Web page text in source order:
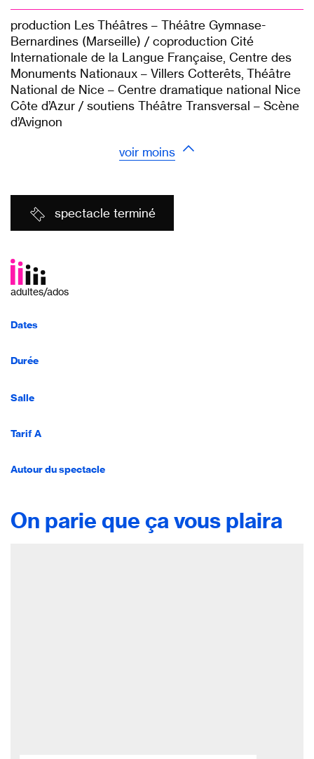
production Les Théâtres – Théâtre Gymnase-
Bernardines (Marseille) / coproduction Cité
Internationale de la Langue Française, Centre des
Monuments Nationaux – Villers Cotterêts, Théâtre
National de Nice – Centre dramatique national Nice
Côte d’Azur / soutiens Théâtre Transversal – Scène
d’Avignon
voir moins
spectacle terminé
adultes/ados
Dates
Durée
Salle
Tarif A
Autour du spectacle
On parie que ça vous plaira